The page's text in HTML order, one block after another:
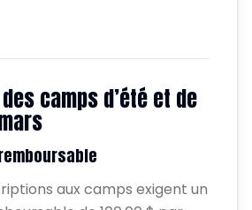
camps d’été et de
aux camps exigent un